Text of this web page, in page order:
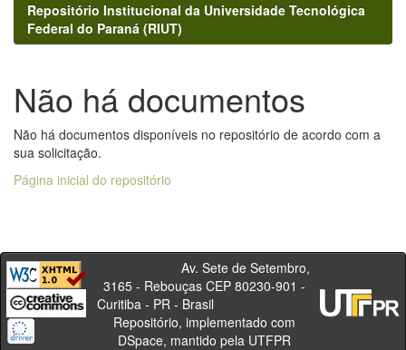
Repositório Institucional da Universidade Tecnológica
Federal do Paraná (RIUT)
Não há documentos
Não há documentos disponíveis no repositório de acordo com a
sua solicitação.
Página inicial do repositório
Av. Sete de Setembro,
3165 - Rebouças CEP 80230-901 -
Curitiba - PR - Brasil
Repositório, implementado com
DSpace, mantido pela UTFPR